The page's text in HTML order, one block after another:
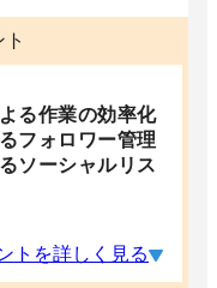
る作業の効率化
フォロワー管理
ソーシャルリス
トを詳しく見る